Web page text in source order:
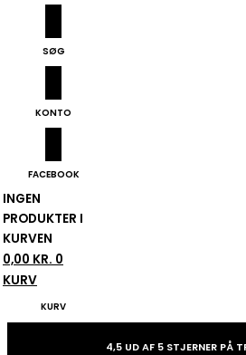
SØG
KONTO
FACEBOOK
INGEN
PRODUKTER I
KURVEN
0,00 KR. 0
KURV
KURV
4,5 UD AF 5 STJERNER PÅ